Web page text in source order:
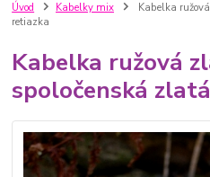
Úvod Kabelky mix
Kabelka
retiazka
Kabelka ružová
spoločenská